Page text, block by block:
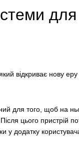
для
відкриває нову еру
для того, щоб на
цього пристрій
у додатку